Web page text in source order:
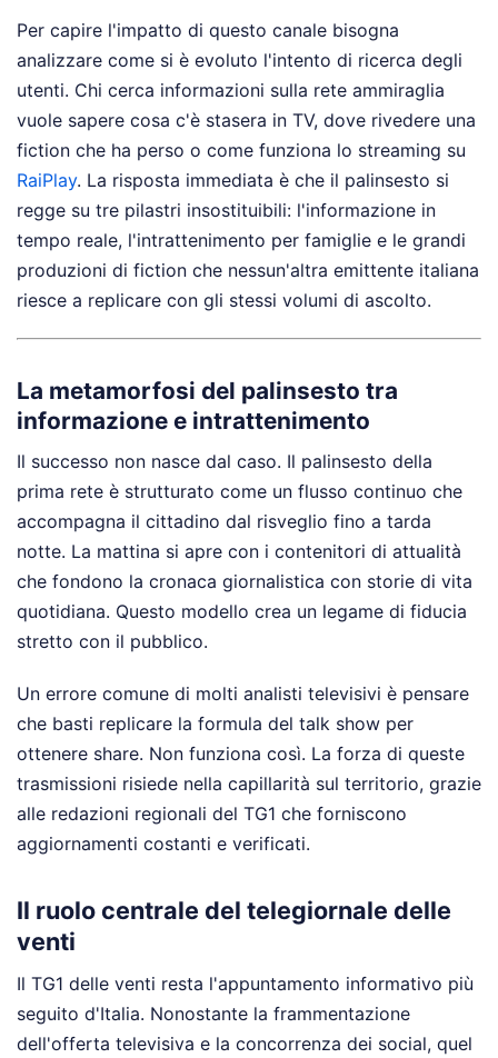
Per capire l'impatto di questo canale bisogna
analizzare come si è evoluto l'intento di ricerca degli
utenti. Chi cerca informazioni sulla rete ammiraglia
vuole sapere cosa c'è stasera in TV, dove rivedere una
fiction che ha perso o come funziona lo streaming su
RaiPlay. La risposta immediata è che il palinsesto si
regge su tre pilastri insostituibili: l'informazione in
tempo reale, l'intrattenimento per famiglie e le grandi
produzioni di fiction che nessun'altra emittente italiana
riesce a replicare con gli stessi volumi di ascolto.
La metamorfosi del palinsesto tra
informazione e intrattenimento
Il successo non nasce dal caso. Il palinsesto della
prima rete è strutturato come un flusso continuo che
accompagna il cittadino dal risveglio fino a tarda
notte. La mattina si apre con i contenitori di attualità
che fondono la cronaca giornalistica con storie di vita
quotidiana. Questo modello crea un legame di fiducia
stretto con il pubblico.
Un errore comune di molti analisti televisivi è pensare
che basti replicare la formula del talk show per
ottenere share. Non funziona così. La forza di queste
trasmissioni risiede nella capillarità sul territorio, grazie
alle redazioni regionali del TG1 che forniscono
aggiornamenti costanti e verificati.
Il ruolo centrale del telegiornale delle
venti
Il TG1 delle venti resta l'appuntamento informativo più
seguito d'Italia. Nonostante la frammentazione
dell'offerta televisiva e la concorrenza dei social, quel